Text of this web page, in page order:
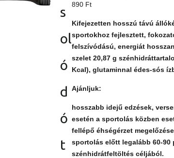
890 Ft
Kifejezetten hosszú távú
sportokhoz fejlesztett,
felszívódású, energiát
szelet 20,87 g
Kcal), glutaminnal édes-sós
Ajánljuk:
hosszabb idejű edzések,
esetén a sportolás közben
fellépő éhségérzet
sportolás előtt legalább 60-90
szénhidrátfeltöltés céljából.
s
ol
ó
d
ó
t